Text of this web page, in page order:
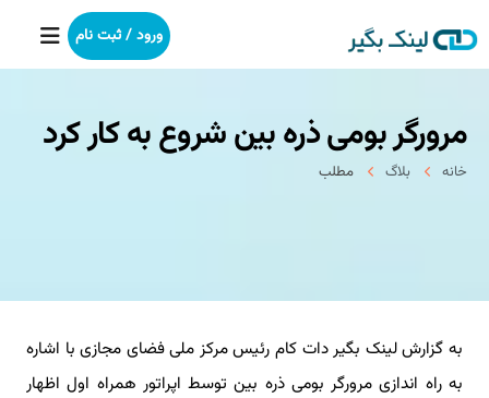
خانه
بکلینک
خدمات ما
درباره ما
ورود / ثبت نام
مرورگر بومی ذره بین شروع به كار كرد
خانه بلاگ مطلب
به گزارش لینک بگیر دات کام رئیس مرکز ملی فضای مجازی با اشاره
به راه اندازی مرورگر بومی ذره بین توسط اپراتور همراه اول اظهار